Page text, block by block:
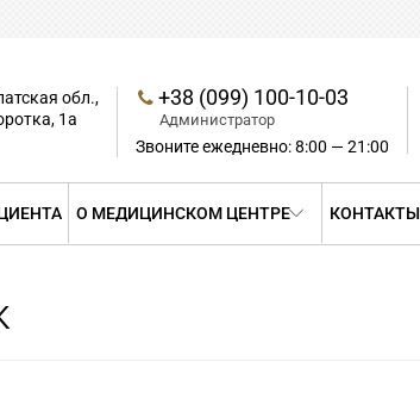
обл.,
1а
+38 (099) 100-10-03
Администратор
Звоните ежедневно: 8:00 — 21:00
О МЕДИЦИНСКОМ ЦЕНТРЕ КОНТАКТЫ